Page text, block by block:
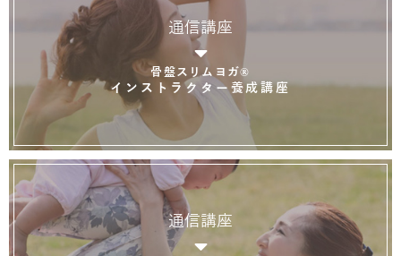
通信講座
骨盤スリムヨガ®
インストラクター養成講座
通信講座